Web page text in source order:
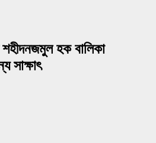
হক বালিকা
সাক্ষাৎ